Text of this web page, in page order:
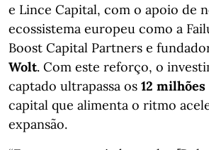
e Lince Capital, com o apoio de
ecossistema europeu como a
Boost Capital Partners e
Wolt. Com este reforço, o
captado ultrapassa os 12
capital que alimenta o ritmo
expansão.